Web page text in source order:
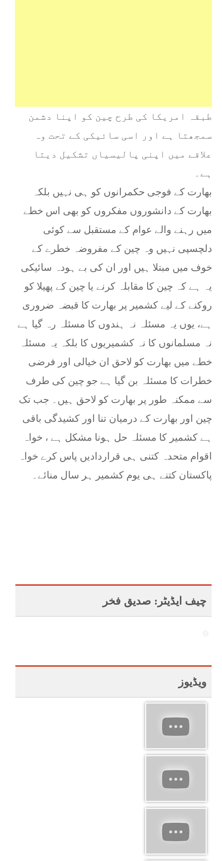
طبقہ امریکا کی طرح چین کو اپنا دشمن
سمجھتا ہے اور اسی سائیکی کے تحت وہ
علاقے میں اپنی پالیسیاں تشکیل دیتا
ہے۔
بھارت کے فوجی حکمرانوں کو ہی نہیں بلکہ
بھارت کے دانشوروں مفکروں کو بھی اس خطے
میں رہنے والے عوام کے مستقبل سے کوئی
دلچسپی نہیں وہ چین کے مفروضہ خطرے کے
خوف میں مبتلا ہیں اور ان کی بے ہودہ سائیکی
یہ ہے کہ چین کا مقابلہ کرنے یا چین کے پھیلا کو
روکنے کے لیے کشمیر پر بھارت کا قبضہ ضروری
ہے، یوں یہ مسئلہ نہ ہندوں کا مسئلہ رہ گیا ہے
نہ مسلمانوں کا نہ کشمیریوں کا بلکہ یہ مسئلہ
خطے میں بھارت کو لاحق ان خیالی اور فرضی
خطرات کا مسئلہ بن گیا ہے جو چین کی طرف
سے ممکنہ طور پر بھارت کو لاحق ہیں۔ جب تک
چین اور بھارت کے درمیان تنا اور کشیدگی باقی
ہے کشمیر کا مسئلہ حل ہونا مشکل ہے ، خواہ
اقوام متحدہ کتنی ہی قراردادیں پاس کرے خواہ
پاکستان کتنے ہی یوم کشمیر ہر سال منائے۔
چیف ایڈیٹر: صدیق فخر
ویڈیوز